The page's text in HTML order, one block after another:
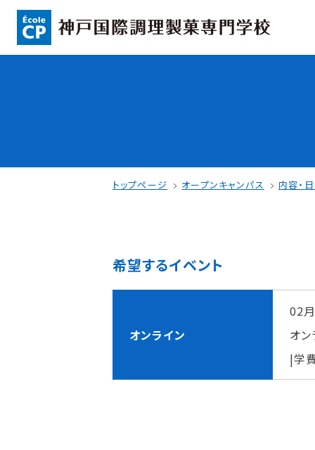
ここから始まる私の未来
日本全国から集まる学生たち
指定校推薦入
一般入試
住まいサポート
トップページ オープンキャンパス 内容・
希望するイベント
オンライン
02
オ
|学